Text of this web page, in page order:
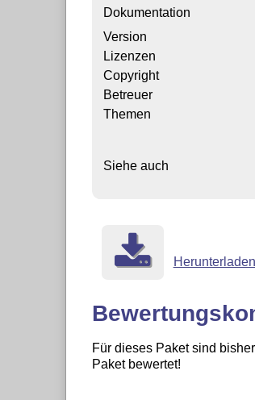
Dokumentation
Version
Lizenzen
Copyright
Betreuer
Themen
Siehe auch
Herunterladen
Für dieses Paket sind
Paket bewertet!